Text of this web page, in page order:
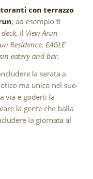
con terrazzo
, ad esempio ti
il View Arun
Residence, EAGLE
eatery and bar.
la serata a
ma unico nel suo
via e goderti la
la gente che balla
la giornata al